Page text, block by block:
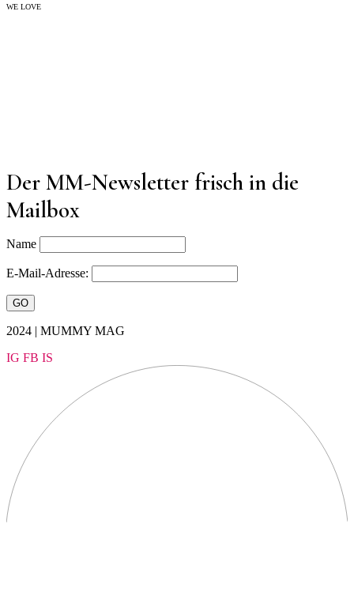
WE LOVE
Der MM-Newsletter frisch in die
Mailbox
Name
E-Mail-Adresse:
2024 | MUMMY MAG
IG FB IS